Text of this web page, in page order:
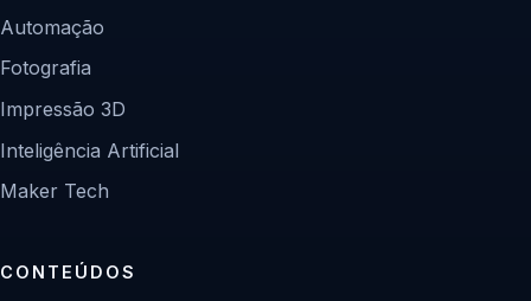
Automação
Fotografia
Impressão 3D
Inteligência Artificial
Maker Tech
CONTEÚDOS